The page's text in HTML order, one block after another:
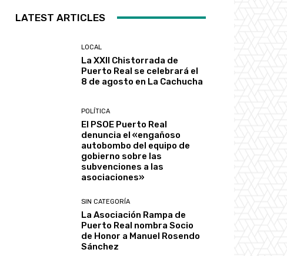
LATEST ARTICLES
LOCAL
La XXII Chistorrada de
Puerto Real se celebrará el
8 de agosto en La Cachucha
POLÍTICA
El PSOE Puerto Real
denuncia el «engañoso
autobombo del equipo de
gobierno sobre las
subvenciones a las
asociaciones»
SIN CATEGORÍA
La Asociación Rampa de
Puerto Real nombra Socio
de Honor a Manuel Rosendo
Sánchez